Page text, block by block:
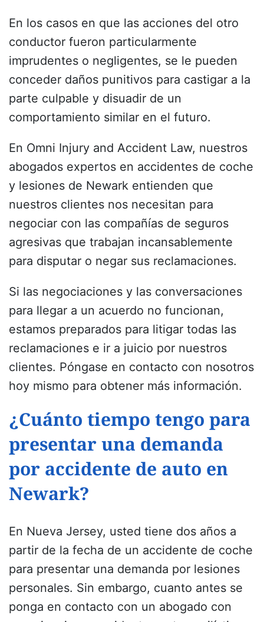
En los casos en que las acciones del otro
conductor fueron particularmente
imprudentes o negligentes, se le pueden
conceder daños punitivos para castigar a la
parte culpable y disuadir de un
comportamiento similar en el futuro.
En Omni Injury and Accident Law, nuestros
abogados expertos en accidentes de coche
y lesiones de Newark entienden que
nuestros clientes nos necesitan para
negociar con las compañías de seguros
agresivas que trabajan incansablemente
para disputar o negar sus reclamaciones.
Si las negociaciones y las conversaciones
para llegar a un acuerdo no funcionan,
estamos preparados para litigar todas las
reclamaciones e ir a juicio por nuestros
clientes. Póngase en contacto con nosotros
hoy mismo para obtener más información.
¿Cuánto tiempo tengo para
presentar una demanda
por accidente de auto en
Newark?
En Nueva Jersey, usted tiene dos años a
partir de la fecha de un accidente de coche
para presentar una demanda por lesiones
personales. Sin embargo, cuanto antes se
ponga en contacto con un abogado con